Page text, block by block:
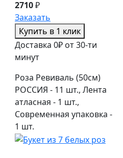
2710₽
Заказать
Купить в 1 клик
Доставка 0₽ от 30-ти
минут
Роза Ревиваль (50см)
РОССИЯ - 11 шт., Лента
атласная - 1 шт.,
Современная упаковка -
1 шт.